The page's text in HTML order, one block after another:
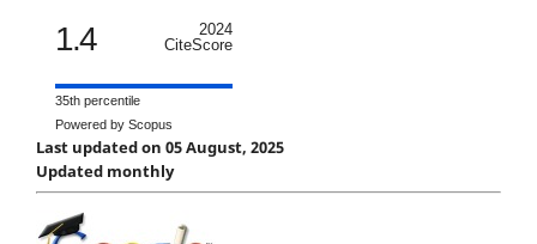
1.4
2024
CiteScore
35th percentile
Powered by Scopus
Last updated on 05 August, 2025
Updated monthly